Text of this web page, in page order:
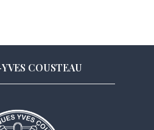
COUSTEAU